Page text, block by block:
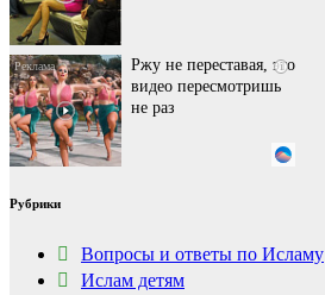
i
Ржу не переставая, это
видео пересмотришь
не раз
Рубрики
Вопросы и ответы по Исламу
Ислам детям